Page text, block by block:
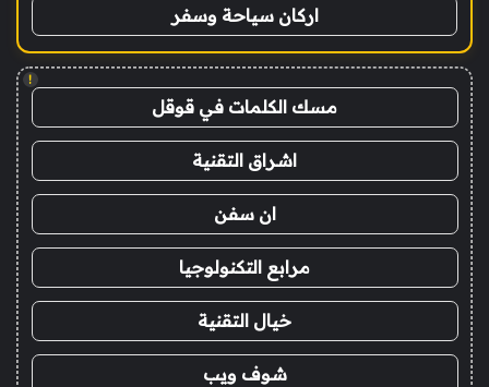
اركان سياحة وسفر
!
مسك الكلمات في قوقل
اشراق التقنية
ان سفن
مرابع التكنولوجيا
خيال التقنية
شوف ويب